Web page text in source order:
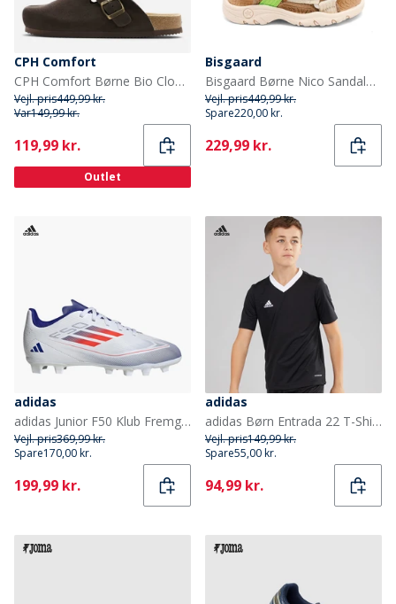
CPH Comfort
CPH Comfort Børne Bio Clogs Ruskind Sandaler Dark Brown
Vejl. pris449,99 kr.
Var149,99 kr.
Current
119,99 kr.
Outlet
Bisgaard
Bisgaard Børne Nico Sandaler Bright Green
Vejl. pris449,99 kr.
Spare220,00 kr.
Current
229,99 kr.
adidas
adidas Junior F50 Klub Fremgang Pakke FG Fast Bund Fodboldstøvler Cloud White/Solar Red/Lucid Blue
Vejl. pris369,99 kr.
Spare170,00 kr.
Current
199,99 kr.
adidas
adidas Børn Entrada 22 T-Shirt Sort
Vejl. pris149,99 kr.
Spare55,00 kr.
Current
94,99 kr.